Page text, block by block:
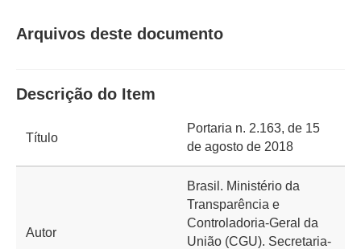
Arquivos deste documento
Descrição do Item
Título
Portaria n. 2.163, de 15
de agosto de 2018
Autor
Brasil. Ministério da
Transparência e
Controladoria-Geral da
União (CGU). Secretaria-